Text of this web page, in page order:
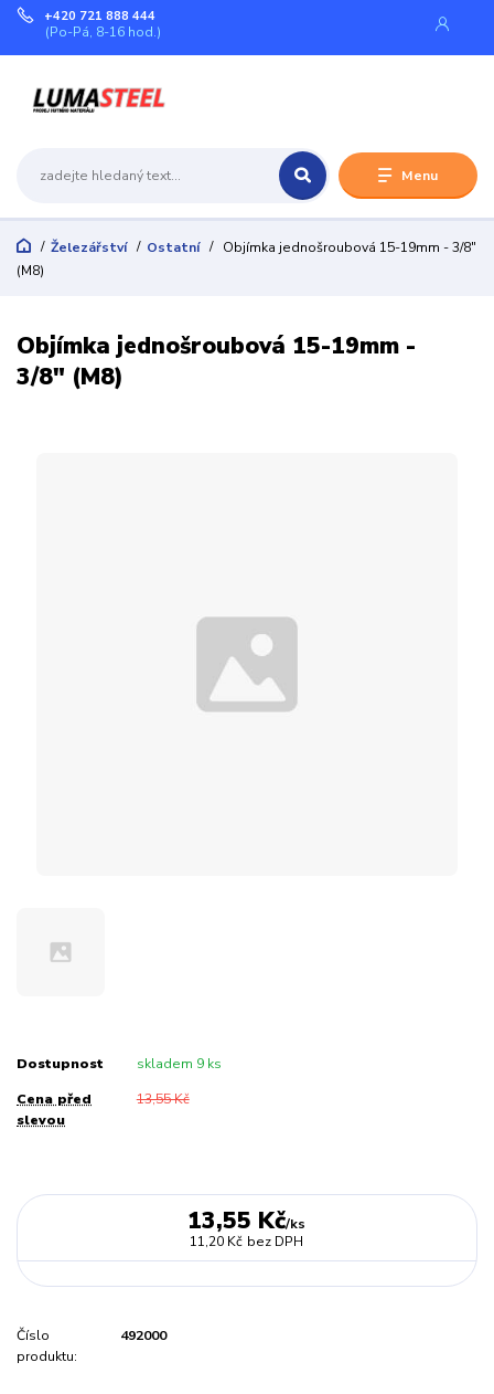
Menu
+420 721 888 444
(Po-Pá, 8-16 hod.)
Železářství Ostatní
Objímka jednošroubová 15-19mm - 3/8"
(M8)
Objímka jednošroubová 15-19mm -
3/8" (M8)
Dostupnost skladem 9 ks
Cena před
slevou
13,55 Kč
13,55 Kč/ks
11,20 Kč bez DPH
Číslo
produktu:
492000